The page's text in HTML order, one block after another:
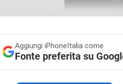
Aggiungi iPhoneItalia come
Fonte preferita su